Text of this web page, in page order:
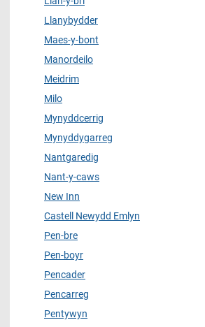
Llanybydder
Maes-y-bont
Manordeilo
Meidrim
Milo
Mynyddcerrig
Mynyddygarreg
Nantgaredig
Nant-y-caws
New Inn
Castell Newydd Emlyn
Pen-bre
Pen-boyr
Pencader
Pencarreg
Pentywyn